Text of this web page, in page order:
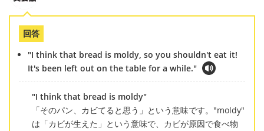
回答
"I think that bread is moldy, so you shouldn't eat it!
It's been left out on the table for a while."
"I think that bread is moldy"
「そのパン、カビてると思う」という意味です。"moldy"
は「カビが生えた」という意味で、カビが原因で食べ物